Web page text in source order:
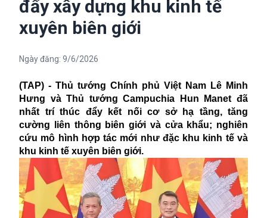
đẩy xây dựng khu kinh tế
xuyên biên giới
Ngày đăng: 9/6/2026
(TAP) - Thủ tướng Chính phủ Việt Nam Lê Minh
Hưng và Thủ tướng Campuchia Hun Manet đã
nhất trí thúc đẩy kết nối cơ sở hạ tầng, tăng
cường liên thông biên giới và cửa khẩu; nghiên
cứu mô hình hợp tác mới như đặc khu kinh tế và
khu kinh tế xuyên biên giới.